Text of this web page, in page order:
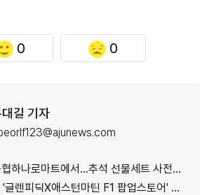
0 0
길 기자
나로마트에서…추석 선물세트 사전예약 실시
피딕X애스턴마틴 F1 팝업스토어' 포토콜 참석